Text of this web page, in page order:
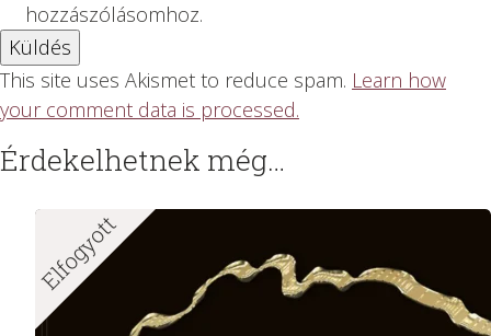
hozzászólásomhoz.
This site uses Akismet to reduce spam. Learn how
your comment data is processed.
Érdekelhetnek még…
Elfogyott